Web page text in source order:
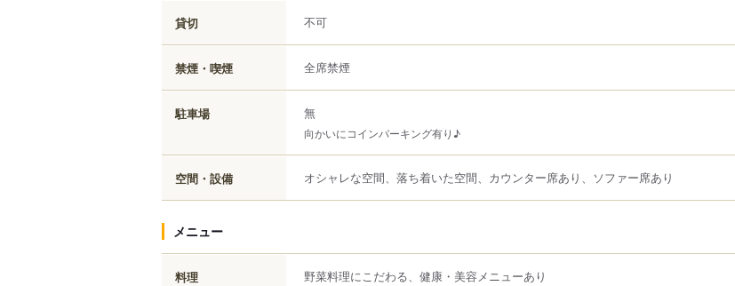
貸切 不可
禁煙・喫煙 全席禁煙
駐車場 無
向かいにコインパーキング有り♪
空間・設備 オシャレな空間、落ち着いた空間、カウンター席あり、ソファー席あり
メニュー
料理 野菜料理にこだわる、健康・美容メニューあり